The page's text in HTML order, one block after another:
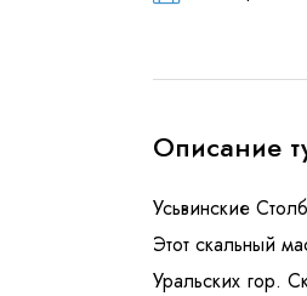
Описание
Усьвинские
Этот скальный
Уральских гор.